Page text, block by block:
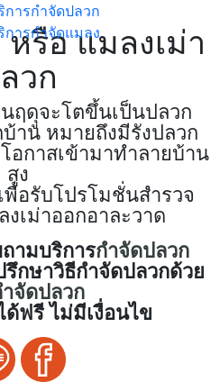
การกำจัดปลวก
การกำจัดแมลง
รือ แมลงเม่า
วก
ฤดุูจะโตขึ้นเป็นปลวก
าน หมายถึงมีรังปลวก
อกาสเข้ามาทำลายบ้าน
สูง
อรับโปรโมชั่นสำรวจ
เม่าออกอาละวาด
ามบริการกำจัดปลวก
กษาวิธีกำจัดปลวกด้วย
จัดปลวก
ฟรี ไม่มีเงื่อนไข